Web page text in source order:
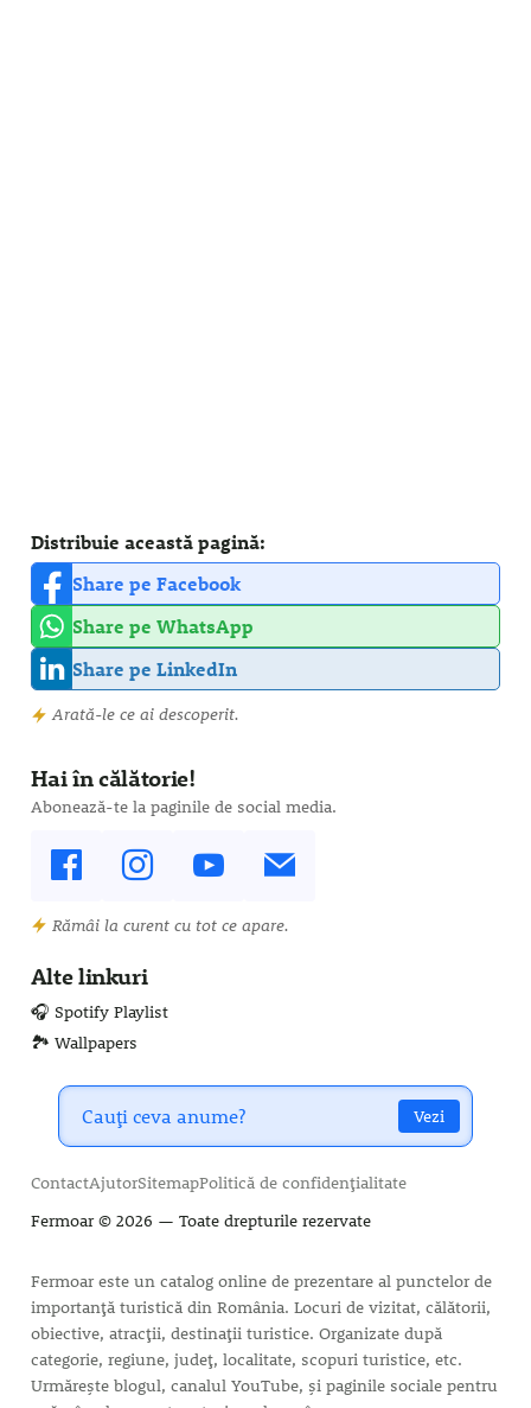
Distribuie această pagină:
Share pe Facebook
Share pe WhatsApp
Share pe LinkedIn
Arată-le ce ai descoperit.
Hai în călătorie!
Abonează-te la paginile de social media.
Rămâi la curent cu tot ce apare.
Alte linkuri
🎧 Spotify Playlist
🏞️ Wallpapers
Vezi
ContactAjutorSitemapPolitică de confidențialitate
Fermoar© 2026 — Toate drepturile rezervate
Fermoar este un catalog online de prezentare al punctelor de
importanță turistică din România. Locuri de vizitat, călătorii,
obiective, atracții, destinații turistice. Organizate după
categorie, regiune, județ, localitate, scopuri turistice, etc.
Urmărește blogul, canalul YouTube, și paginile sociale pentru